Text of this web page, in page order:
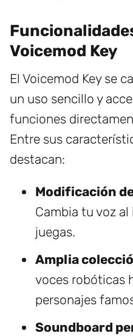
Voicemod Key
El Voicemod Key se
un uso sencillo y
funciones
Entre sus
destacan:
Modificación
Cambia tu voz
juegas.
Amplia
voces robóticas
personajes
Soundboard